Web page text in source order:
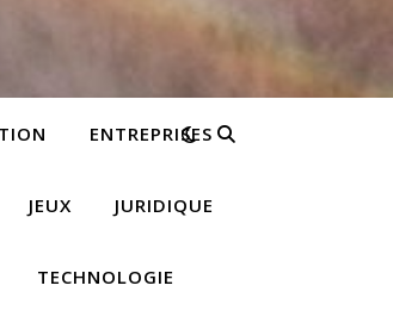
ENTREPRISES
JEUX JURIDIQUE
TECHNOLOGIE